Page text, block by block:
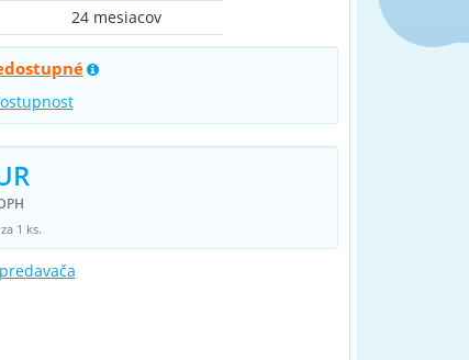
24 mesiacov
1 ks.